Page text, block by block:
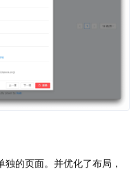
的页面。并优化了布局，